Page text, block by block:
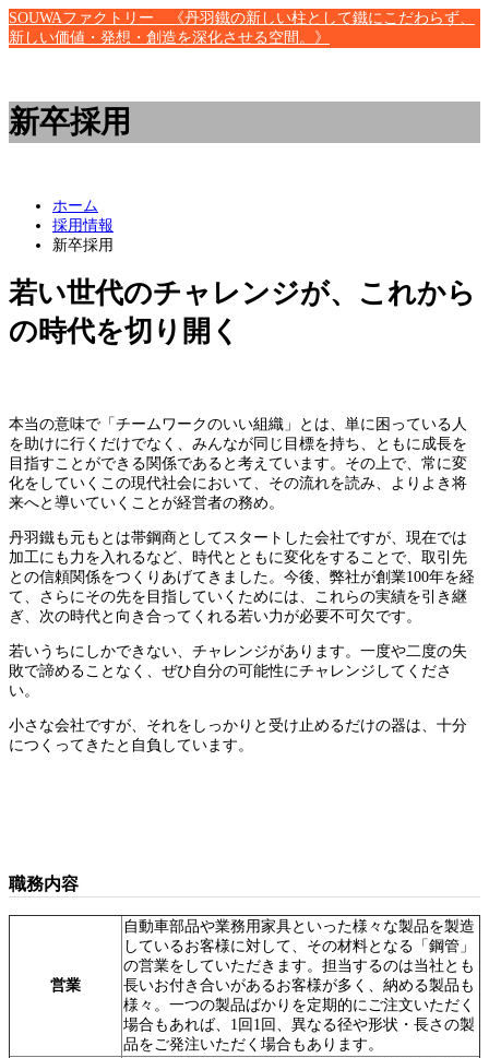
SOUWAファクトリー 《丹羽鐵の新しい柱として鐵にこだわらず、
新しい価値・発想・創造を深化させる空間。》
新卒採用
ホーム
採用情報
新卒採用
若い世代のチャレンジが、これから
の時代を切り開く
本当の意味で「チームワークのいい組織」とは、単に困っている人
を助けに行くだけでなく、みんなが同じ目標を持ち、ともに成長を
目指すことができる関係であると考えています。その上で、常に変
化をしていくこの現代社会において、その流れを読み、よりよき将
来へと導いていくことが経営者の務め。
丹羽鐵も元もとは帯鋼商としてスタートした会社ですが、現在では
加工にも力を入れるなど、時代とともに変化をすることで、取引先
との信頼関係をつくりあげてきました。今後、弊社が創業100年を経
て、さらにその先を目指していくためには、これらの実績を引き継
ぎ、次の時代と向き合ってくれる若い力が必要不可欠です。
若いうちにしかできない、チャレンジがあります。一度や二度の失
敗で諦めることなく、ぜひ自分の可能性にチャレンジしてくださ
い。
小さな会社ですが、それをしっかりと受け止めるだけの器は、十分
につくってきたと自負しています。
職務内容
営業
自動車部品や業務用家具といった様々な製品を製造
しているお客様に対して、その材料となる「鋼管」
の営業をしていただきます。担当するのは当社とも
長いお付き合いがあるお客様が多く、納める製品も
様々。一つの製品ばかりを定期的にご注文いただく
場合もあれば、1回1回、異なる径や形状・長さの製
品をご発注いただく場合もあります。